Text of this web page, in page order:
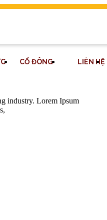
CỔ ĐÔNG LIÊN HỆ
industry. Lorem Ipsum